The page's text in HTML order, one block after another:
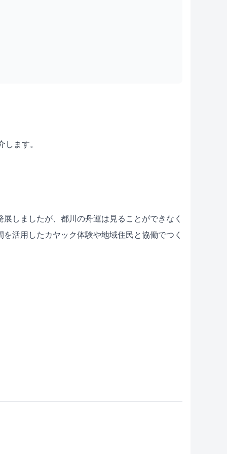
ます。
しましたが、都川の舟運は見ることができなく
活用したカヤック体験や地域住民と協働でつく